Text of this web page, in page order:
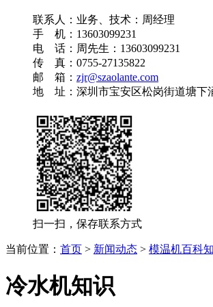
联系人：业务、技术：周经理
手 机：13603099231
电 话：周先生：13603099231
传 真：0755-27135822
邮 箱： zjr@szaolante.com
地 址：深圳市宝安区松岗街道塘下
扫一扫，保存联系方式
当前位置： 首页 > 新闻动态 > 模温机百科
冷水机知识